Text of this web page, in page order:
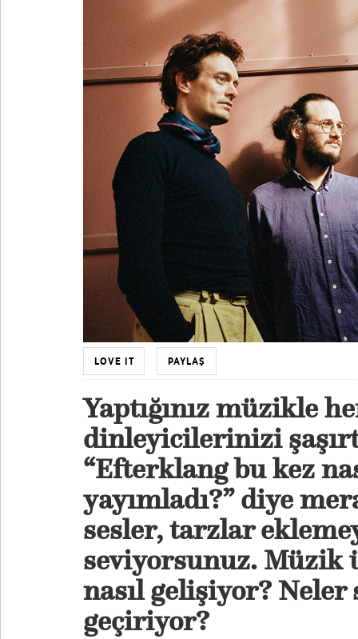
LOVE IT PAYLAŞ
Yaptığınız müzikle
dinleyicilerinizi
“Efterklang bu kez
yayımladı?” diye
sesler, tarzlar
seviyorsunuz.
nasıl gelişiyor?
geçiriyor?